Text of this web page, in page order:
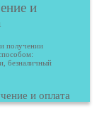
и
получении
безналичный